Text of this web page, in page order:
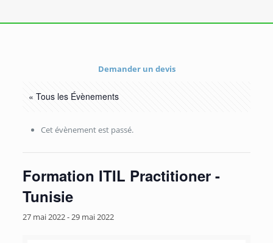
Demander un devis
« Tous les Évènements
Cet évènement est passé.
Formation ITIL Practitioner -
Tunisie
27 mai 2022-29 mai 2022